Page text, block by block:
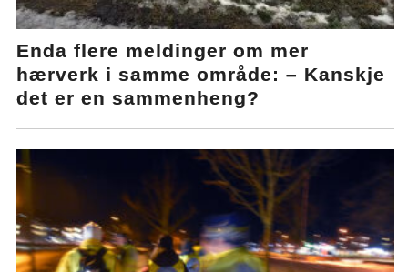
Enda flere meldinger om mer
hærverk i samme område: – Kanskje
det er en sammenheng?